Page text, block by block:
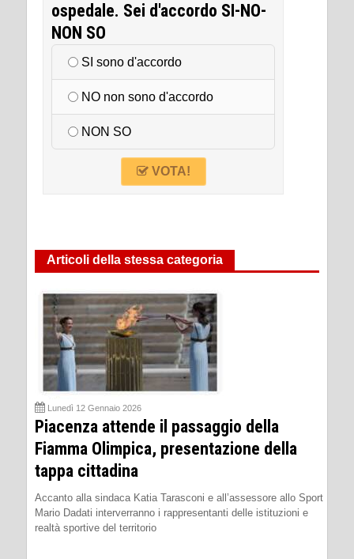
ospedale. Sei d'accordo SI-NO-
NON SO
SI sono d'accordo
NO non sono d'accordo
NON SO
VOTA!
Articoli della stessa categoria
Lunedì 12 Gennaio 2026
Piacenza attende il passaggio della
Fiamma Olimpica, presentazione della
tappa cittadina
Accanto alla sindaca Katia Tarasconi e all’assessore allo Sport
Mario Dadati interverranno i rappresentanti delle istituzioni e
realtà sportive del territorio